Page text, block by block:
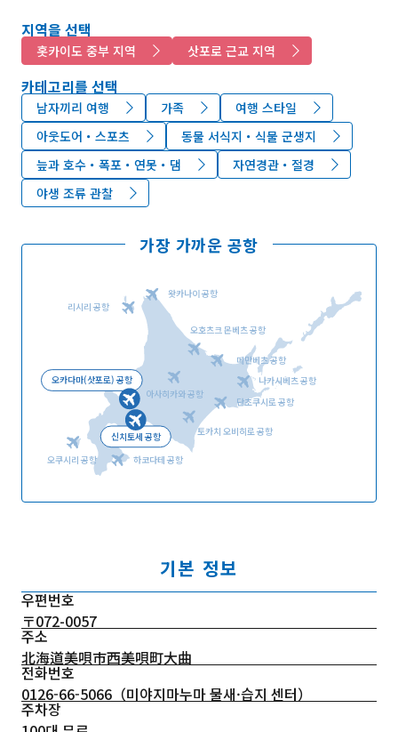
지역을 선택
홋카이도 중부 지역 삿포로 근교 지역
카테고리를 선택
남자끼리 여행 가족
여행 스타일
아웃도어・스포츠
동물 서식지・식물 군생지
늪과 호수・폭포・연못・댐
자연경관・절경
야생 조류 관찰
가장 가까운 공항
신치토세 공항
오카다마(삿포로) 공항
하코다테 공항
오쿠시리 공항
아사히카와 공항
왓카나이 공항
리시리 공항
오호츠크 몬베츠 공항
메만베츠 공항
나카시베츠 공항
단초쿠시로 공항
토카치 오비히로 공항
기본 정보
우편번호
〒072-0057
주소
北海道美唄市西美唄町大曲
전화번호
0126-66-5066 （미야지마누마 물새·습지 센터）
주차장